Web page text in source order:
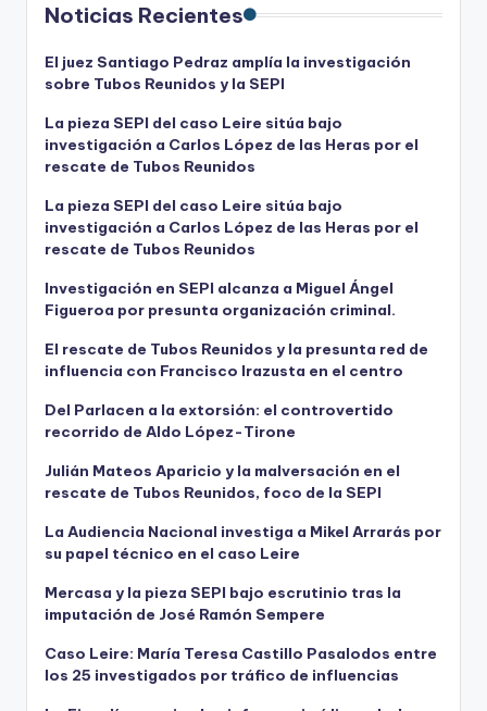
Noticias Recientes
El juez Santiago Pedraz amplía la investigación
sobre Tubos Reunidos y la SEPI
La pieza SEPI del caso Leire sitúa bajo
investigación a Carlos López de las Heras por el
rescate de Tubos Reunidos
La pieza SEPI del caso Leire sitúa bajo
investigación a Carlos López de las Heras por el
rescate de Tubos Reunidos
Investigación en SEPI alcanza a Miguel Ángel
Figueroa por presunta organización criminal.
El rescate de Tubos Reunidos y la presunta red de
influencia con Francisco Irazusta en el centro
Del Parlacen a la extorsión: el controvertido
recorrido de Aldo López-Tirone
Julián Mateos Aparicio y la malversación en el
rescate de Tubos Reunidos, foco de la SEPI
La Audiencia Nacional investiga a Mikel Arrarás por
su papel técnico en el caso Leire
Mercasa y la pieza SEPI bajo escrutinio tras la
imputación de José Ramón Sempere
Caso Leire: María Teresa Castillo Pasalodos entre
los 25 investigados por tráfico de influencias